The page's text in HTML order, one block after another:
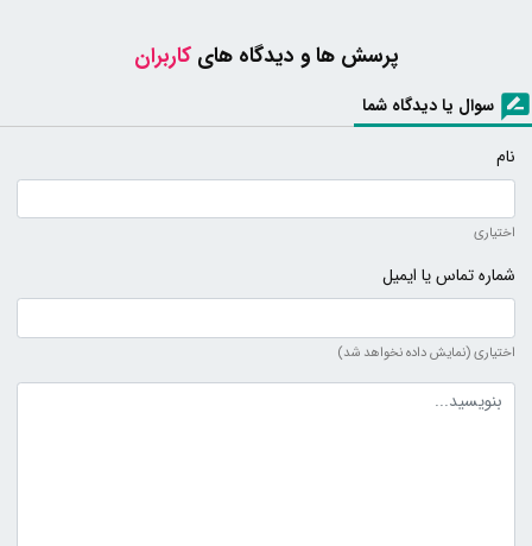
پرسش ها و دیدگاه هایکاربران
سوال یا دیدگاه شما
نام
اختیاری
شماره تماس یا ایمیل
اختیاری (نمایش داده نخواهد شد)
متن دیدگاه